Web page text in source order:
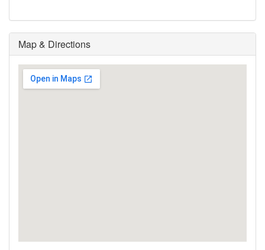
Map & Directions